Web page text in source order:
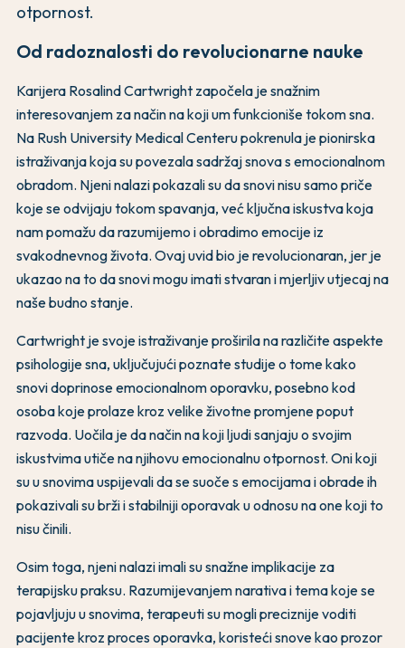
otpornost.
Od radoznalosti do revolucionarne nauke
Karijera Rosalind Cartwright započela je snažnim
interesovanjem za način na koji um funkcioniše tokom sna.
Na Rush University Medical Centeru pokrenula je pionirska
istraživanja koja su povezala sadržaj snova s emocionalnom
obradom. Njeni nalazi pokazali su da snovi nisu samo priče
koje se odvijaju tokom spavanja, već ključna iskustva koja
nam pomažu da razumijemo i obradimo emocije iz
svakodnevnog života. Ovaj uvid bio je revolucionaran, jer je
ukazao na to da snovi mogu imati stvaran i mjerljiv utjecaj na
naše budno stanje.
Cartwright je svoje istraživanje proširila na različite aspekte
psihologije sna, uključujući poznate studije o tome kako
snovi doprinose emocionalnom oporavku, posebno kod
osoba koje prolaze kroz velike životne promjene poput
razvoda. Uočila je da način na koji ljudi sanjaju o svojim
iskustvima utiče na njihovu emocionalnu otpornost. Oni koji
su u snovima uspijevali da se suoče s emocijama i obrade ih
pokazivali su brži i stabilniji oporavak u odnosu na one koji to
nisu činili.
Osim toga, njeni nalazi imali su snažne implikacije za
terapijsku praksu. Razumijevanjem narativa i tema koje se
pojavljuju u snovima, terapeuti su mogli preciznije voditi
pacijente kroz proces oporavka, koristeći snove kao prozor